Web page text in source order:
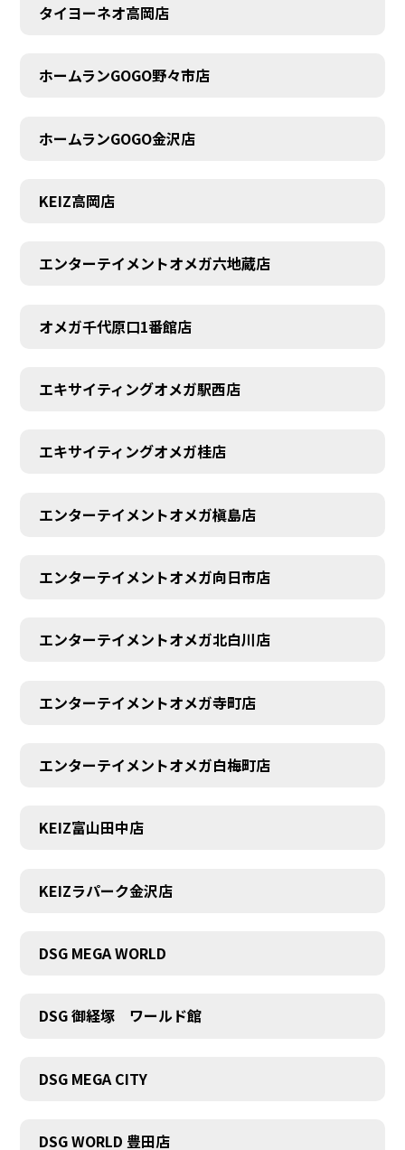
COMPANY
タイヨーネオ高岡店
ホームランGOGO野々市店
ホームランGOGO金沢店
KEIZ高岡店
エンターテイメントオメガ六地蔵店
オメガ千代原口1番館店
エキサイティングオメガ駅西店
エキサイティングオメガ桂店
エンターテイメントオメガ槇島店
エンターテイメントオメガ向日市店
エンターテイメントオメガ北白川店
エンターテイメントオメガ寺町店
エンターテイメントオメガ白梅町店
KEIZ富山田中店
KEIZラパーク金沢店
DSG MEGA WORLD
DSG 御経塚 ワールド館
DSG MEGA CITY
DSG WORLD 豊田店